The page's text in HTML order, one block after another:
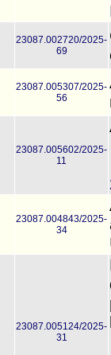
23087.002720/2025-
69
23087.005307/2025-
56
23087.005602/2025-
11
23087.004843/2025-
34
23087.005124/2025-
31